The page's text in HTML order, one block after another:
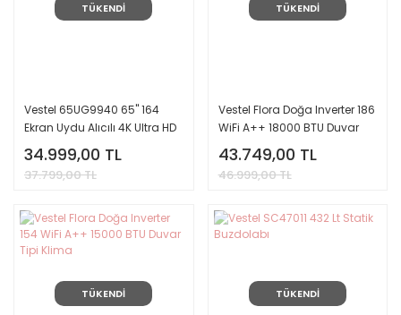
TÜKENDİ
Vestel 65UG9940 65'' 164
Ekran Uydu Alıcılı 4K Ultra HD
Smart Google TV
34.999,00 TL
37.799,00 TL
TÜKENDİ
Vestel Flora Doğa Inverter 186
WiFi A++ 18000 BTU Duvar
Tipi Klima
43.749,00 TL
46.999,00 TL
TÜKENDİ TÜKENDİ